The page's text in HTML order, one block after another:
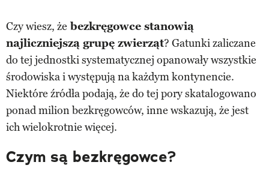
Czy wiesz, że bezkręgowce stanowią
najliczniejszą grupę zwierząt? Gatunki zaliczane
do tej jednostki systematycznej opanowały wszystkie
środowiska i występują na każdym kontynencie.
Niektóre źródła podają, że do tej pory skatalogowano
ponad milion bezkręgowców, inne wskazują, że jest
ich wielokrotnie więcej.
Czym są bezkręgowce?